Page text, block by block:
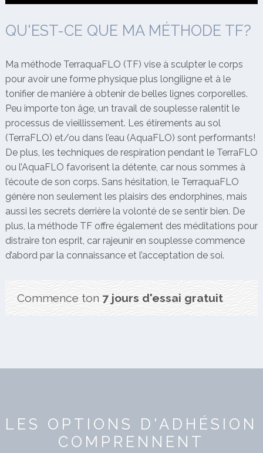
QU'EST-CE QUE MA MÉTHODE TF?
Ma méthode TerraquaFLO (TF) vise à sculpter le corps
pour avoir une forme physique plus longiligne et à le
tonifier de manière à obtenir de belles lignes corporelles.
Peu importe ton âge, un travail de souplesse ralentit le
processus de vieillissement. Les étirements au sol
(TerraFLO) et/ou dans l’eau (AquaFLO) sont performants!
De plus, les techniques de respiration pendant le TerraFLO
ou l’AquaFLO favorisent la détente, car nous sommes à
l’écoute de son corps. Sans hésitation, le TerraquaFLO
génère non seulement les plaisirs des endorphines, mais
aussi les secrets derrière la volonté de se sentir bien. De
plus, la méthode TF offre également des méditations pour
distraire ton esprit, car rajeunir en souplesse commence
d’abord par la connaissance et l’acceptation de soi.
Commence ton 7 jours d'essai gratuit
LES OPTIONS D'ADHÉSION
COMPRENNENT